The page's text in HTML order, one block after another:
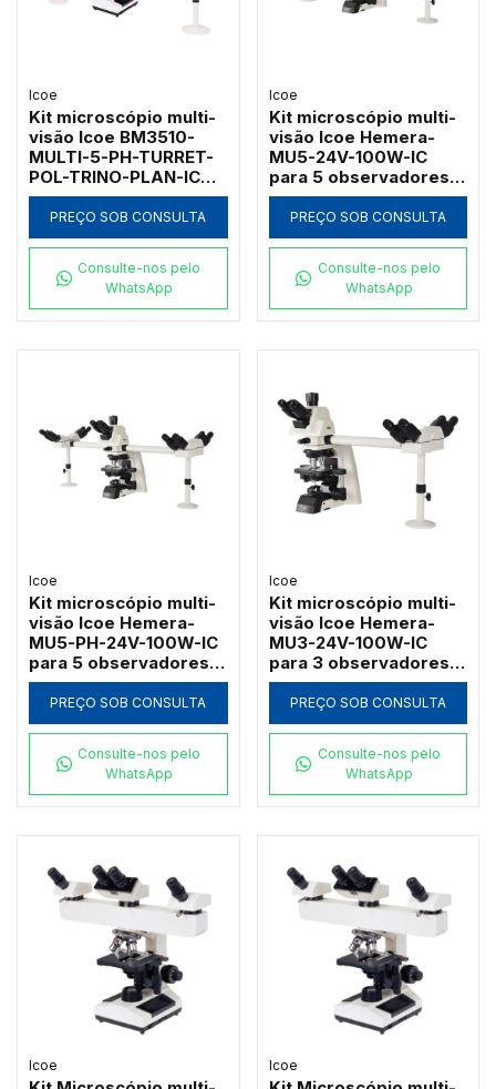
Icoe
Kit microscópio multi-
visão Icoe BM3510-
MULTI-5-PH-TURRET-
POL-TRINO-PLAN-IC
com contraste de fase
turret polarização e
plano LED
PREÇO SOB CONSULTA
Consulte-nos pelo
WhatsApp
Icoe
Kit microscópio multi-
visão Icoe Hemera-
MU5-24V-100W-IC
para 5 observadores
com objetivas
planacromáticas e
lâmpada halogênia
PREÇO SOB CONSULTA
Consulte-nos pelo
WhatsApp
Icoe
Kit microscópio multi-
visão Icoe Hemera-
MU5-PH-24V-100W-IC
para 5 observadores
com objetivas
planacromáticas e
contraste de fase
PREÇO SOB CONSULTA
Consulte-nos pelo
WhatsApp
Icoe
Kit microscópio multi-
visão Icoe Hemera-
MU3-24V-100W-IC
para 3 observadores
com objetivas
planacromáticas e
lâmpada halogênia
PREÇO SOB CONSULTA
Consulte-nos pelo
WhatsApp
Icoe Icoe